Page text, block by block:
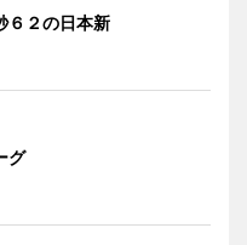
６２の日本新
グ